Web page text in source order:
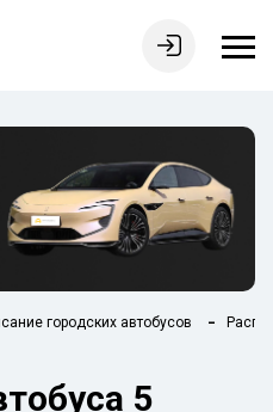
городских автобусов
5